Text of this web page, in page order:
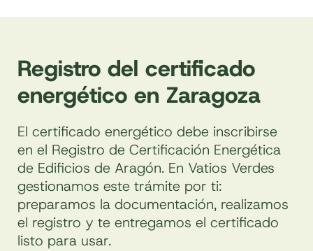
Registro del certificado
energético en Zaragoza
El certificado energético debe inscribirse
en el Registro de Certificación Energética
de Edificios de Aragón. En Vatios Verdes
gestionamos este trámite por ti:
preparamos la documentación, realizamos
el registro y te entregamos el certificado
listo para usar.